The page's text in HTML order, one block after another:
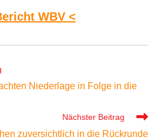
WBV <
Niederlage in Folge in die
Nächster Beitrag
zuversichtlich in die Rückrunde